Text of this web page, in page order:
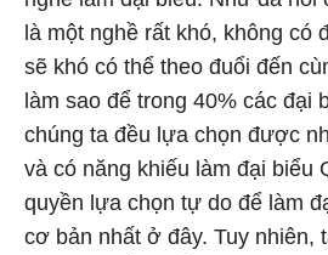
là một nghề rất khó, không có
sẽ khó có thể theo đuổi đến
làm sao để trong 40% các đại
chúng ta đều lựa chọn được
và có năng khiếu làm đại biểu
quyền lựa chọn tự do để làm
cơ bản nhất ở đây. Tuy nhiên,